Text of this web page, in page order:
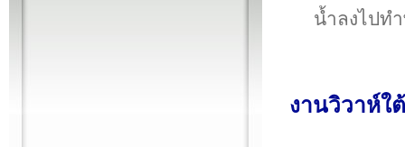
น้ำลงไปท
งานวิวาห์ใ